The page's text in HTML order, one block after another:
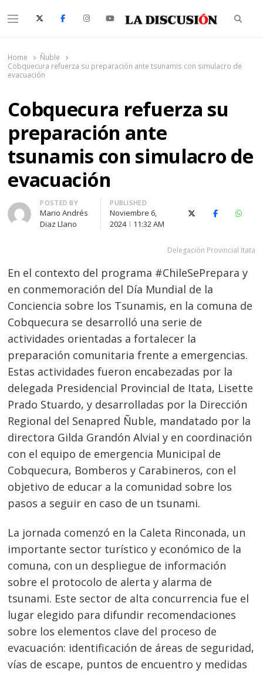
Menu
Home
Ñuble
Cobquecura refuerza su preparación ante tsunamis con simulacro de
evacuación
Cobquecura refuerza su
preparación ante
tsunamis con simulacro de
evacuación
Author
POSTED BY
Mario Andrés
Diaz Llano
PUBLISHED
Noviembre 6,
2024
11:32 AM
X (Twitter)Facebook
Delegación Provincial Itata
En el contexto del programa #ChileSePrepara y
en conmemoración del Día Mundial de la
Conciencia sobre los Tsunamis, en la comuna de
Cobquecura se desarrolló una serie de
actividades orientadas a fortalecer la
preparación comunitaria frente a emergencias.
Estas actividades fueron encabezadas por la
delegada Presidencial Provincial de Itata, Lisette
Prado Stuardo, y desarrolladas por la Dirección
Regional del Senapred Ñuble, mandatado por la
directora Gilda Grandón Alvial y en coordinación
con el equipo de emergencia Municipal de
Cobquecura, Bomberos y Carabineros, con el
objetivo de educar a la comunidad sobre los
pasos a seguir en caso de un tsunami.
La jornada comenzó en la Caleta Rinconada, un
importante sector turístico y económico de la
comuna, con un despliegue de información
sobre el protocolo de alerta y alarma de
tsunami. Este sector de alta concurrencia fue el
lugar elegido para difundir recomendaciones
sobre los elementos clave del proceso de
evacuación: identificación de áreas de seguridad,
vías de escape, puntos de encuentro y medidas